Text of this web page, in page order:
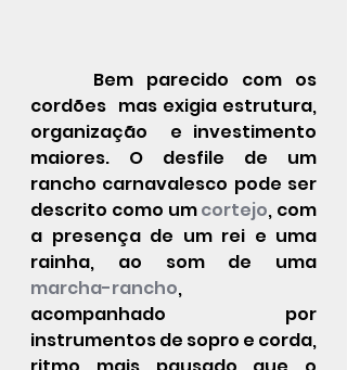
cordões  mas exigia estrutura,
organização  e investimento
maiores. O desfile de um
rancho carnavalesco pode ser
descrito como um cortejo, com
a presença de um rei e uma
marcha-rancho,
acompanhado por
instrumentos de sopro e corda,